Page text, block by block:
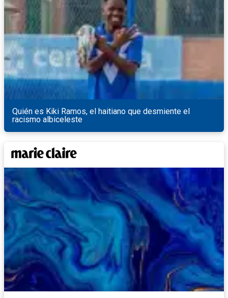
Quién es Kiki Ramos, el haitiano que desmiente el
racismo albiceleste